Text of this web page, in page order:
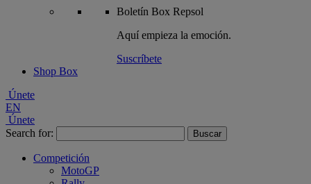
Boletín Box Repsol
Aquí empieza la emoción.
Suscríbete
Shop Box
Únete
EN
Únete
Search for:
Competición
MotoGP